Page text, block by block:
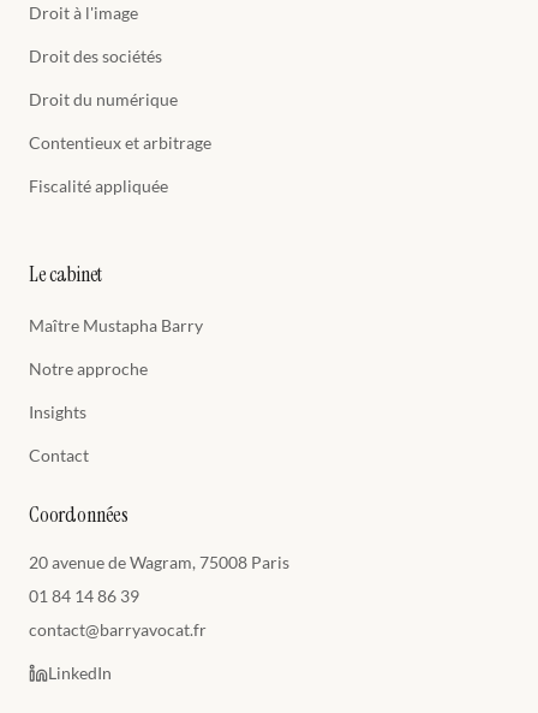
Droit à l'image
Droit des sociétés
Droit du numérique
Contentieux et arbitrage
Fiscalité appliquée
Le cabinet
Maître Mustapha Barry
Notre approche
Insights
Contact
Coordonnées
20 avenue de Wagram, 75008 Paris
01 84 14 86 39
contact@barryavocat.fr
LinkedIn